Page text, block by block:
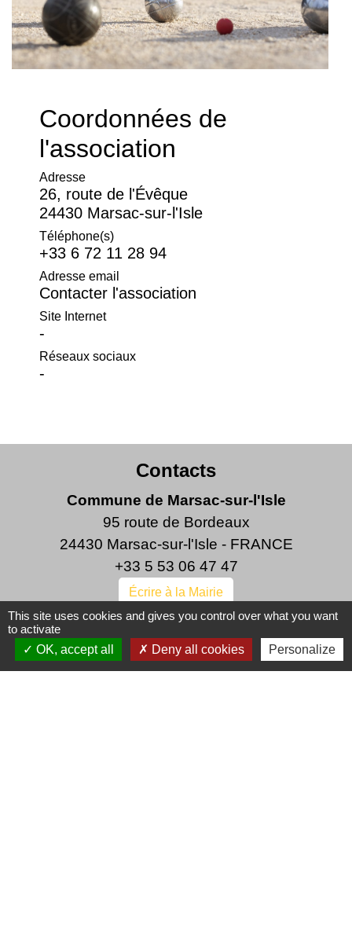
Coordonnées de
l'association
Adresse
26, route de l'Évêque
24430 Marsac-sur-l'Isle
Téléphone(s)
+33 6 72 11 28 94
Adresse email
Contacter l'association
Site Internet
-
Réseaux sociaux
-
Contacts
Commune de Marsac-sur-l'Isle
95 route de Bordeaux
24430 Marsac-sur-l'Isle - FRANCE
+33 5 53 06 47 47
Écrire à la Mairie
Horaires d'ouverture de la mairie
Du lundi au vendredi de 8h30 à 12h et de 13h30
This site uses cookies and gives you control over what you want
to activate
OK, accept all
Deny all cookies Personalize